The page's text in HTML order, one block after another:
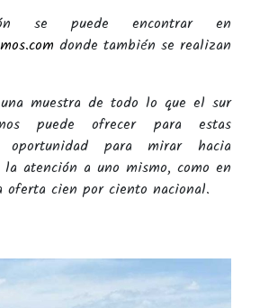
se puede encontrar en
donde también se realizan
muestra de todo lo que el sur
puede ofrecer para estas
oportunidad para mirar hacia
atención a uno mismo, como en
oferta cien por ciento nacional.